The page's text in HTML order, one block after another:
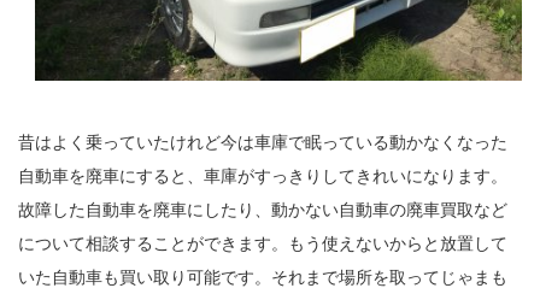
昔はよく乗っていたけれど今は車庫で眠っている動かなくなった
自動車を廃車にすると、車庫がすっきりしてきれいになります。
故障した自動車を廃車にしたり、動かない自動車の廃車買取など
について相談することができます。もう使えないからと放置して
いた自動車も買い取り可能です。それまで場所を取ってじゃまも